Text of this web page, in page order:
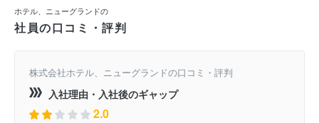
ホテル、ニューグランドの
社員の口コミ・評判
株式会社ホテル、ニューグランドの口コミ・評判
入社理由・入社後のギャップ
2.0